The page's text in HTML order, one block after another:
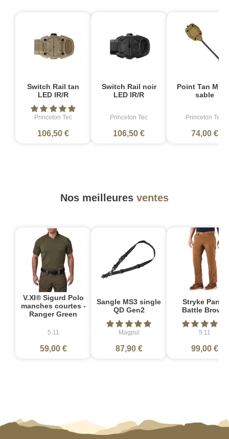
Switch Rail tan
LED IR/R
Princeton Tec
106,50 €
Switch Rail noir
LED IR/R
Princeton Tec
106,50 €
Point Tan
sable
Princeton Tec
74,00 €
Nos meilleures ventes
V.XI® Sigurd Polo
manches courtes -
Ranger Green
5.11
59,00 €
Sangle MS3 single
QD Gen2
Magpul
87,90 €
Stryke Pant -
Battle Brown
5.11
99,00 €